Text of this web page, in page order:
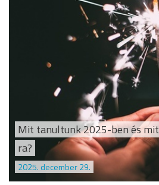
Mit tanultunk 2025-ben és
ra?
2025. december 29.